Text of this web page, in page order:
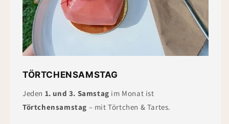
TÖRTCHENSAMSTAG
Jeden 1. und 3. Samstag im Monat ist
Törtchensamstag – mit Törtchen & Tartes.